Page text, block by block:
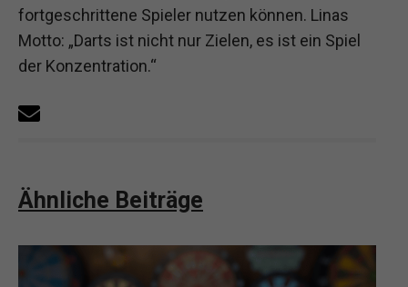
fortgeschrittene Spieler nutzen können. Linas
Motto: „Darts ist nicht nur Zielen, es ist ein Spiel
der Konzentration.“
Ähnliche Beiträge